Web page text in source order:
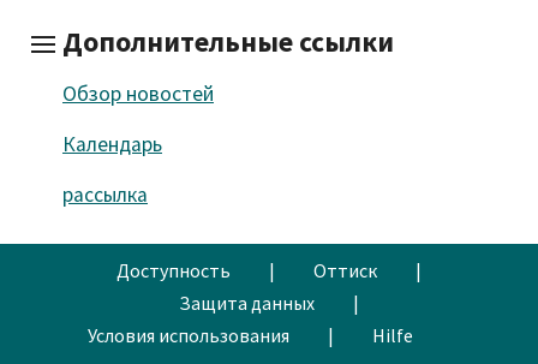
Дополнительные ссылки
Обзор новостей
Календарь
рассылка
Доступность | Оттиск
|
Защита данных
|
Условия использования
| Hilfe